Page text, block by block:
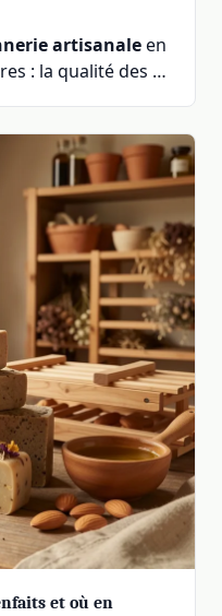
artisanaleen
: la qualité des …
et où en